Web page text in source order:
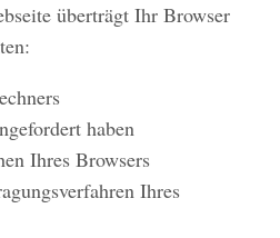
überträgt Ihr Browser
haben
Ihres Browsers
Ihres